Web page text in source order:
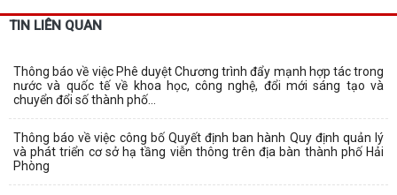
TIN LIÊN QUAN
Thông báo về việc Phê duyệt Chương trình đẩy mạnh hợp tác trong
nước và quốc tế về khoa học, công nghệ, đổi mới sáng tạo và
chuyển đổi số thành phố...
Thông báo về việc công bố Quyết định ban hành Quy định quản lý
và phát triển cơ sở hạ tầng viễn thông trên địa bàn thành phố Hải
Phòng